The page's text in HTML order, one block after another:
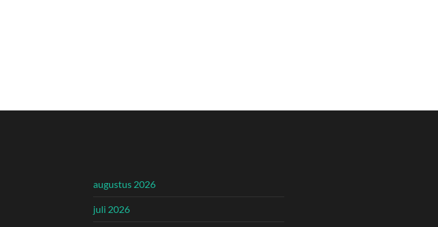
augustus 2026
juli 2026